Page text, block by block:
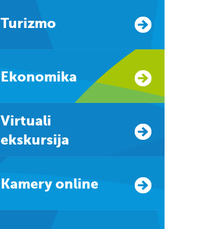
Turizmo
Ekonomika
Virtuali
ekskursija
Kamery online